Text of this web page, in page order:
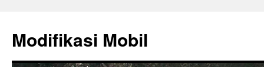
content
Modifikasi Mobil